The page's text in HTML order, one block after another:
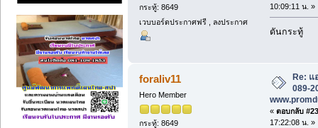
กระทู้: 8649
เวบบอร์ดประกาศฟรี , ลงประกาศ
10:09:11 น. »
ดันกระทู้
foraliv11
Hero Member
กระทู้: 8649
Re: แ
089-
« ตอบกลับ
17:22:08 น. »